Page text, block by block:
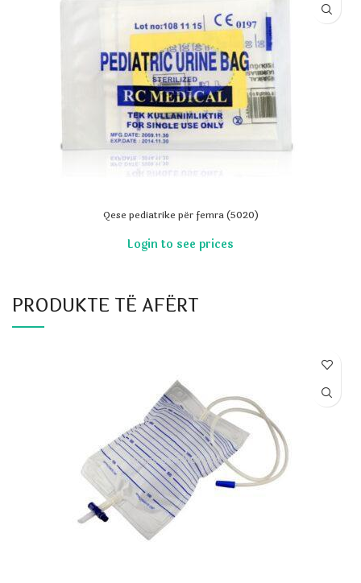
Qese pediatrike për femra (5020)
PRODUKTE TË AFËRT